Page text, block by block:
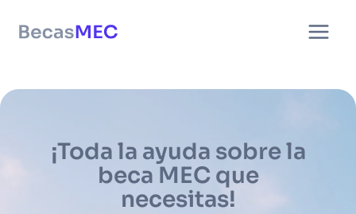
¡Toda la ayuda sobre la
beca MEC que
necesitas!